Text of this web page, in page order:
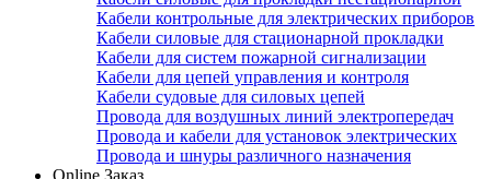
Кабели контрольные для электрических приборов
Кабели силовые для стационарной прокладки
Кабели для систем пожарной сигнализации
Кабели для цепей управления и контроля
Кабели судовые для силовых цепей
Провода для воздушных линий электропередач
Провода и кабели для установок электрических
Провода и шнуры различного назначения
Online Заказ